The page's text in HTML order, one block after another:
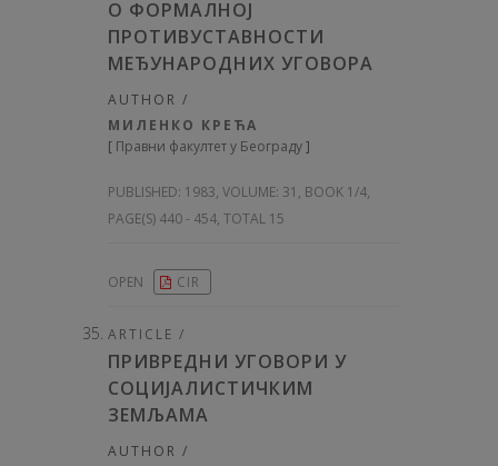
О ФОРМАЛНОЈ
ПРОТИВУСТАВНОСТИ
МЕЂУНАРОДНИХ УГОВОРА
AUTHOR /
МИЛЕНКО КРЕЋА
[ Правни факултет у Београду]
PUBLISHED: 1983, VOLUME: 31 , BOOK 1/4,
PAGE(S) 440 - 454, TOTAL 15
OPEN CIR
ARTICLE /
ПРИВРЕДНИ УГОВОРИ У
СОЦИЈАЛИСТИЧКИМ
ЗЕМЉАМА
AUTHOR /